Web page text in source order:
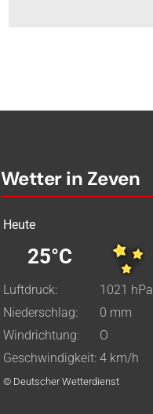
Wetter in Zeven
Heute
25°C
Luftdruck:
1021 hPa
Niederschlag:
0 mm
Windrichtung:
O
Geschwindigkeit: 4 km/h
© Deutscher Wetterdienst